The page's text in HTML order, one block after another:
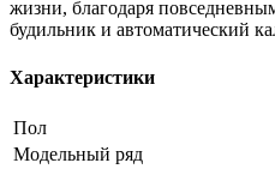
жизни, благодаря
будильник и автоматический
Характеристики
Пол
Модельный ряд